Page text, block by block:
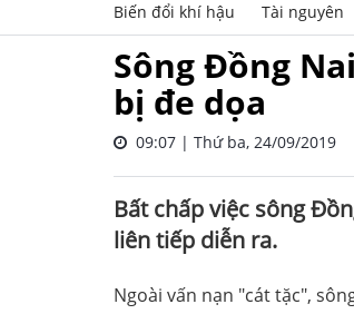
Biến đổi khí hậu Tài nguyên
Sông Đồng
bị đe dọa
09:07 | Thứ ba, 24/09/2019
Bất chấp việc sông
liên tiếp diễn ra.
Ngoài vấn nạn "cát tặc",